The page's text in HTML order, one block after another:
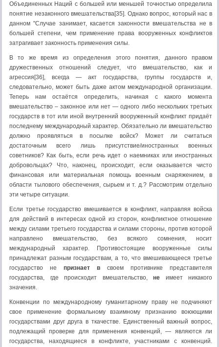
Объединенных Наций с большей или меньшей точностью определила
понятие незаконного вмешательства[35]. Однако вопрос, который нас в
данном "Случае занимает, касается законности вмешательства не в
большей степени, чем применение права вооруженных конфликтов
затрагивает законность применения силы.
В то же время из определения этого понятия, данного правом
дружественных отношений следует, что вмешательство, как и
агрессия[36], всегда — акт государства, группы государств и,
следовательно, может быть даже актом международной организации.
Теперь нам остаётся определить, начиная с какого момента
вмешательство – законное или нет — одного либо нескольких третьих
государств в тот или иной внутренний вооруженный конфликт придаёт
последнему международный характер. Обязательно ли вмешательство
должно проявляться в посылке войск? Может ли считаться
достаточным всего лишь присутствие/иностранных военных
советников? Как быть, если речь идет о наемниках или иностранных
добровольцах? Что, наконец, происходит, если оказывается чисто
финансовая или материальная помощь военным снаряжением, в
области тылового обеспечения, сырьем и т. д.? Рассмотрим отдельно
эти четыре ситуации.
Если третье государство вмешивается в конфликт, направляя войска
для действий в интересах одной из сторон, конфликтное отношение
между силами третьего государства и силами стороны, против которой
направлено вмешательство, без всякого сомнения, носит
международный характер. Противостоящие вооруженные силы
принадлежат разным государствам, а то, что вмешивающееся третье
государство не признает в своем противнике представителя
государства, где происходит вмешательство, не имеет никакого
значения.
Конвенции по международному гуманитарному праву не подчиняют
свое применение формальному взаимному признанию воюющими
государствами друг друга в ткачестве. Единственный важный вопрос,
подлежащий проверке для применения конвенций, — являются ли
государства, находящиеся в конфликте, участниками с конвенций.